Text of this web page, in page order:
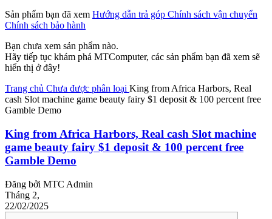
Sản phẩm bạn đã xem Hướng dẫn trả góp Chính sách vận chuyển
Chính sách bảo hành
Bạn chưa xem sản phẩm nào.
Hãy tiếp tục khám phá MTComputer, các sản phẩm bạn đã xem sẽ
hiển thị ở đây!
Trang chủ Chưa được phân loại King from Africa Harbors, Real
cash Slot machine game beauty fairy $1 deposit & 100 percent free
Gamble Demo
King from Africa Harbors, Real cash Slot machine
game beauty fairy $1 deposit & 100 percent free
Gamble Demo
Đăng bởi MTC Admin
Tháng 2,
22/02/2025